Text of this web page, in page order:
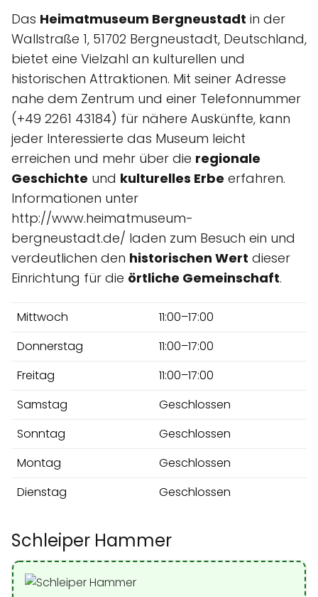
Das Heimatmuseum Bergneustadt in der
Wallstraße 1, 51702 Bergneustadt, Deutschland,
bietet eine Vielzahl an kulturellen und
historischen Attraktionen. Mit seiner Adresse
nahe dem Zentrum und einer Telefonnummer
(+49 2261 43184) für nähere Auskünfte, kann
jeder Interessierte das Museum leicht
erreichen und mehr über die regionale
Geschichte und kulturelles Erbe erfahren.
Informationen unter
http://www.heimatmuseum-
bergneustadt.de/ laden zum Besuch ein und
verdeutlichen den historischen Wert dieser
Einrichtung für die örtliche Gemeinschaft.
Mittwoch
11:00–17:00
Donnerstag
11:00–17:00
Freitag
11:00–17:00
Samstag
Geschlossen
Sonntag
Geschlossen
Montag
Geschlossen
Dienstag
Geschlossen
Schleiper Hammer